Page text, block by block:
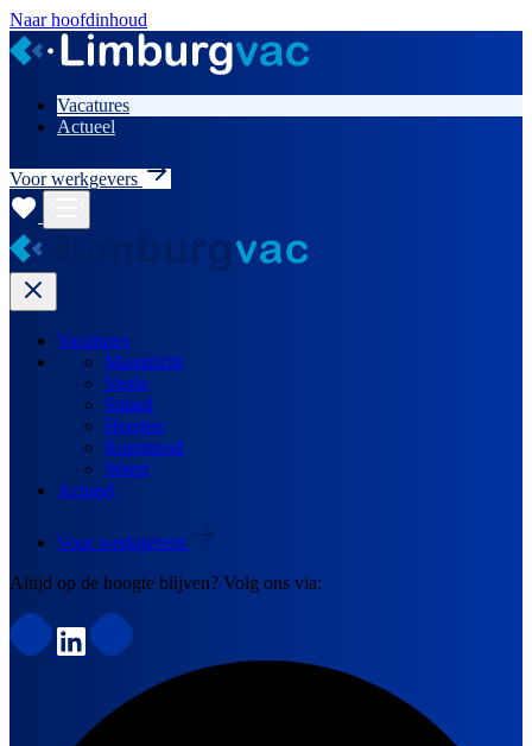
Naar hoofdinhoud
Vacatures
Actueel
Voor werkgevers
Vacatures
Maastricht
Venlo
Sittard
Heerlen
Roermond
Weert
Actueel
Voor werkgevers
Altijd op de hoogte blijven? Volg ons via: